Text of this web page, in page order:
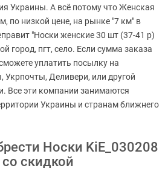
Украины. А всё потому что Женская
по низкой цене, на рынке "7 км" в
"Носки женские 30 шт (37-41 р)
город, пгт, село. Если сумма заказа
уплатить посылку на
Укрпочты, Деливери, или другой
Все эти компании занимаются
Украины и странам ближнего
Носки KiE_030208
скидкой